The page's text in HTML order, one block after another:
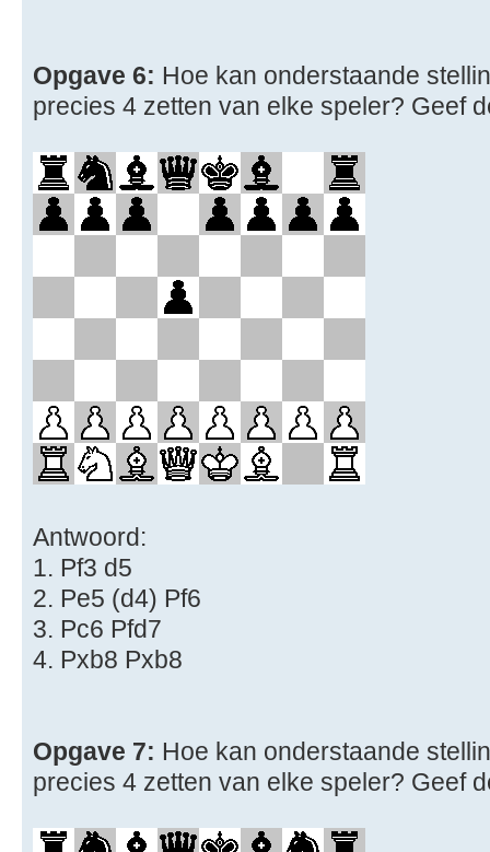
Opgave 6: Hoe kan onderstaande
precies 4 zetten van elke speler? Geef
Antwoord:
1. Pf3 d5
2. Pe5 (d4) Pf6
3. Pc6 Pfd7
4. Pxb8 Pxb8
Opgave 7: Hoe kan onderstaande
precies 4 zetten van elke speler? Geef